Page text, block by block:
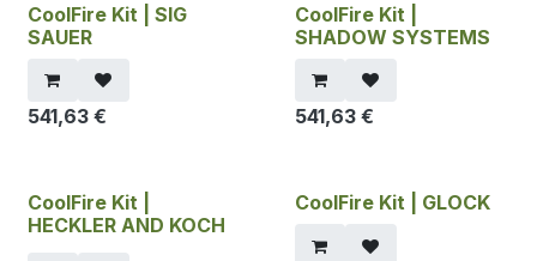
CoolFire Kit | SIG
SAUER
541,63 €
CoolFire Kit |
SHADOW SYSTEMS
541,63€
CoolFire Kit |
HECKLER AND KOCH
CoolFire Kit | GLOCK